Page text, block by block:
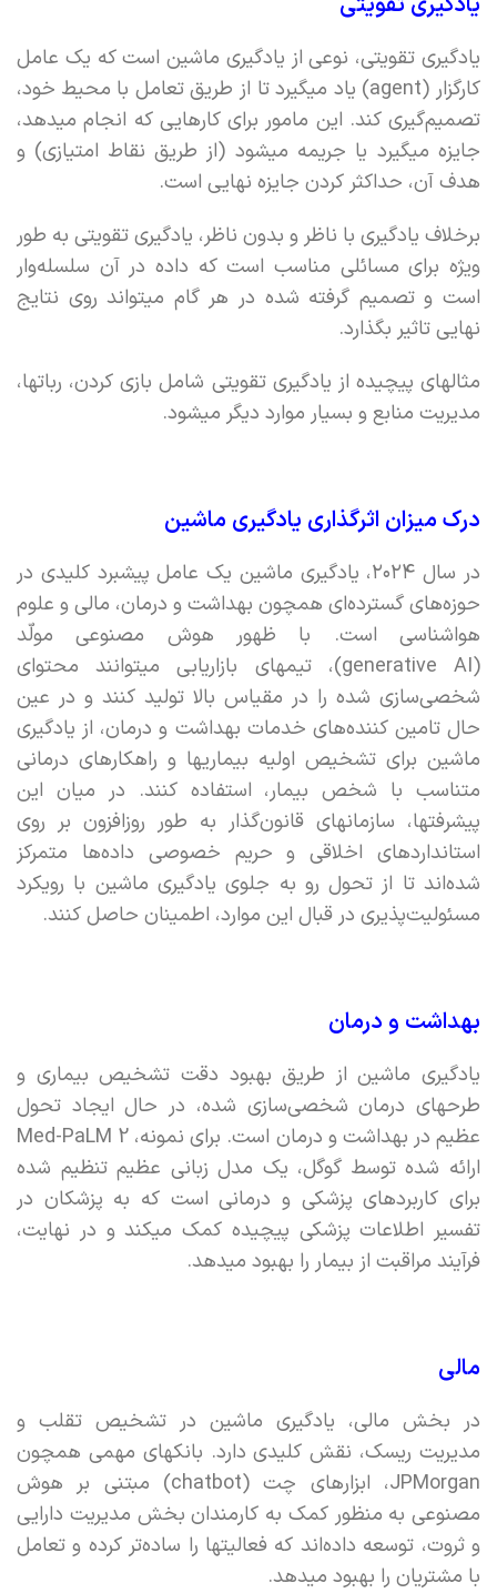
یادگیری تقویتی، نوعی از یادگیری ماشین است که یک عامل
کارگزار (agent) یاد میگیرد تا از طریق تعامل با محیط خود،
تصمیم‌گیری کند. این مامور برای کارهایی که انجام میدهد،
جایزه میگیرد یا جریمه میشود (از طریق نقاط امتیازی) و
هدف آن، حداکثر کردن جایزه نهایی است.
برخلاف یادگیری با ناظر و بدون ناظر، یادگیری تقویتی به طور
ويژه برای مسائلی مناسب است که داده در آن سلسله‌وار
است و تصمیم گرفته شده در هر گام میتواند روی نتایج
نهایی تاثیر بگذارد.
مثالهای پیچیده از یادگیری تقویتی شامل بازی کردن، رباتها،‌
مدیریت منابع و بسیار موارد دیگر میشود.
درک میزان اثرگذاری یادگیری ماشین
در سال ۲۰۲۴، یادگیری ماشین یک عامل پیشبرد کلیدی در
حوزه‌های گسترده‌ای همچون بهداشت و درمان،‌ مالی و علوم
هواشناسی است. با ظهور هوش مصنوعی مولّد
(generative AI)، تیمهای بازاریابی میتوانند محتوای
شخصی‌سازی شده را در مقیاس بالا تولید کنند و در عین
حال تامین کننده‌های خدمات بهداشت و درمان،‌ از یادگیری
ماشین برای تشخیص اولیه بیماریها و راهکارهای درمانی
متناسب با شخص بیمار، استفاده کنند. در میان این
پیشرفتها، سازمانهای قانون‌گذار به طور روزافزون بر روی
استانداردهای اخلاقی و حریم خصوصی داده‌ها متمرکز
شده‌اند تا از تحول رو به جلوی یادگیری ماشین با رویکرد
مسئولیت‌‌پذیری در قبال این موارد، اطمینان حاصل کنند.
بهداشت و درمان
یادگیری ماشین از طریق بهبود دقت تشخیص بیماری و
طرحهای درمان شخصی‌سازی شده،‌ در حال ایجاد تحول
ارائه شده توسط گوگل، یک مدل زبانی عظیم تنظیم شده
برای کاربردهای پزشکی و درمانی است که به پزشکان در
تفسیر اطلاعات پزشکی پیچیده کمک میکند و در نهایت،
فرآیند مراقبت از بیمار را بهبود میدهد.
مالی
در بخش مالی، یادگیری ماشین در تشخیص تقلب و
مدیریت ریسک، نقش کلیدی دارد. بانکهای مهمی همچون
JPMorgan، ابزارهای چت (chatbot) مبتنی بر هوش
مصنوعی به منظور کمک به کارمندان بخش مدیریت دارایی
و ثروت،‌ توسعه داده‌اند که فعالیتها را ساده‌تر کرده و تعامل
با مشتریان را بهبود میدهد.